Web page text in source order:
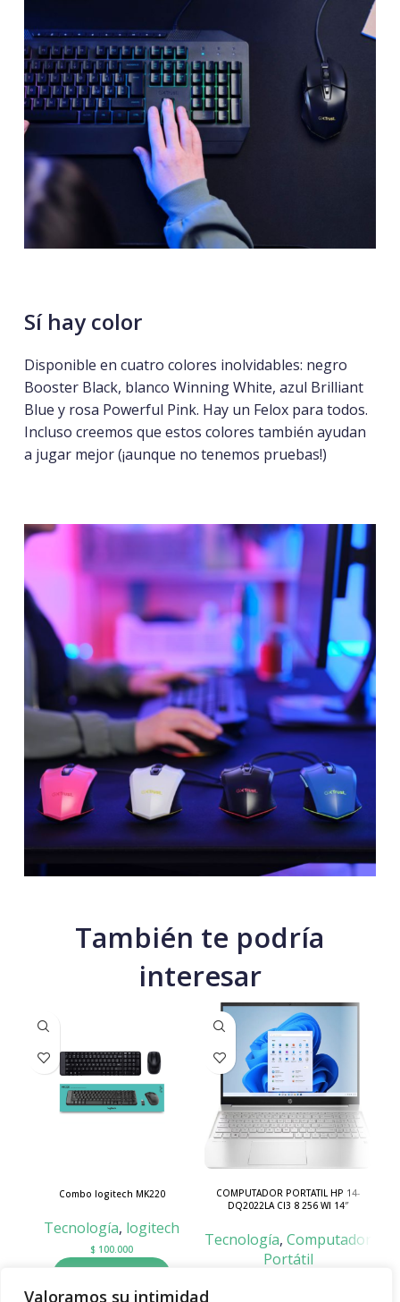
Valoramos su intimidad
Sí hay color
Disponible en cuatro colores inolvidables: negro
Booster Black, blanco Winning White, azul Brilliant
Blue y rosa Powerful Pink. Hay un Felox para todos.
Incluso creemos que estos colores también ayudan
a jugar mejor (¡aunque no tenemos pruebas!)
También te podría
interesar
Combo logitech MK220
Tecnología, logitech
$ 100.000
COMPUTADOR PORTATIL HP 14-
DQ2022LA CI3 8 256 WI 14″
Tecnología,Computador
Portátil